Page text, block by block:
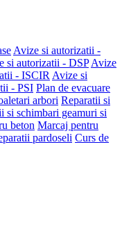
Avize si autorizatii -
si autorizatii - DSP Avize
- ISCIR Avize si
- PSI Plan de evacuare
arbori Reparatii si
si schimbari geamuri si
beton Marcaj pentru
pardoseli Curs de